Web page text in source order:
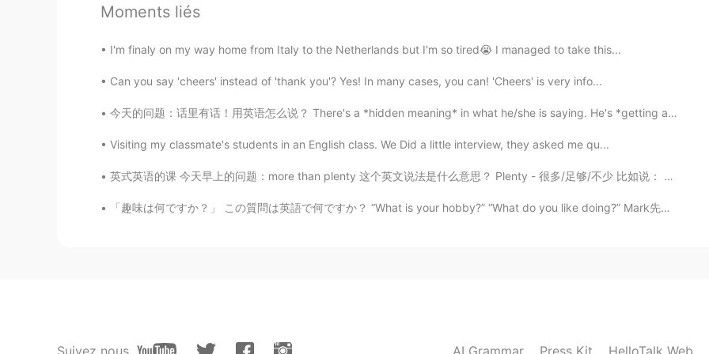
EN DE CN
Anna 2019.09.22 12:31
Mark 2019.09.22 12:31
@Anjiao lend* great!
Mark 2019.09.22 12:30
Moments liés
I'm finaly on my way home from Italy to the Netherlands but I'm so tired😭 I managed to take this...
Can you say 'cheers' instead of 'thank you'? Yes! In many cases, you can! 'Cheers' is very info...
今天的问题：话里有话！用英语怎么说？ There's a *hidden meaning* in what he/she is saying. He's *getting at* somet...
Visiting my classmate's students in an English class. We Did a little interview, they asked me qu...
英式英语的课 今天早上的问题：more than plenty 这个英文说法是什么意思？ Plenty - 很多/足够/不少 比如说： A: should we hurry up? B: ...
「趣味は何ですか？」 この質問は英語で何ですか？ “What is your hobby?” “What do you like doing?” Mark先生の意見: 私は_____が趣味...
Suivez nous AI Grammar Press Kit HelloTalk Web